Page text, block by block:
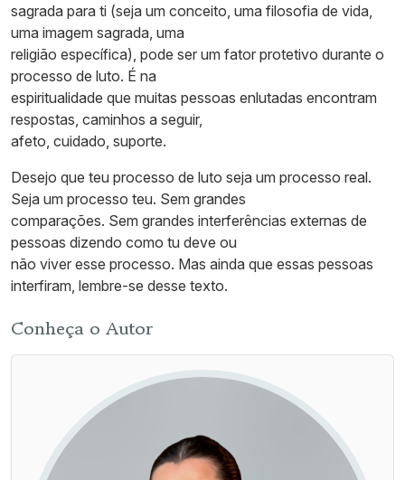
sagrada para ti (seja um conceito, uma filosofia de vida,
uma imagem sagrada, uma
religião específica), pode ser um fator protetivo durante o
processo de luto. É na
espiritualidade que muitas pessoas enlutadas encontram
respostas, caminhos a seguir,
afeto, cuidado, suporte.
Desejo que teu processo de luto seja um processo real.
Seja um processo teu. Sem grandes
comparações. Sem grandes interferências externas de
pessoas dizendo como tu deve ou
não viver esse processo. Mas ainda que essas pessoas
interfiram, lembre-se desse texto.
Conheça o Autor